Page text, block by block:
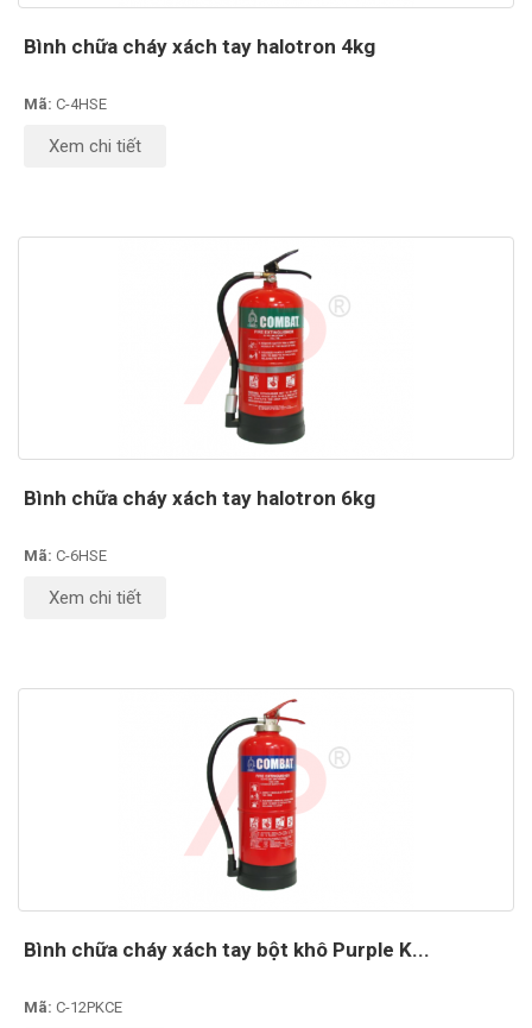
Bình chữa cháy xách tay halotron 4kg
Mã: C-4HSE
Xem chi tiết
Bình chữa cháy xách tay halotron 6kg
Mã: C-6HSE
Xem chi tiết
Bình chữa cháy xách tay bột khô Purple K...
Mã: C-12PKCE